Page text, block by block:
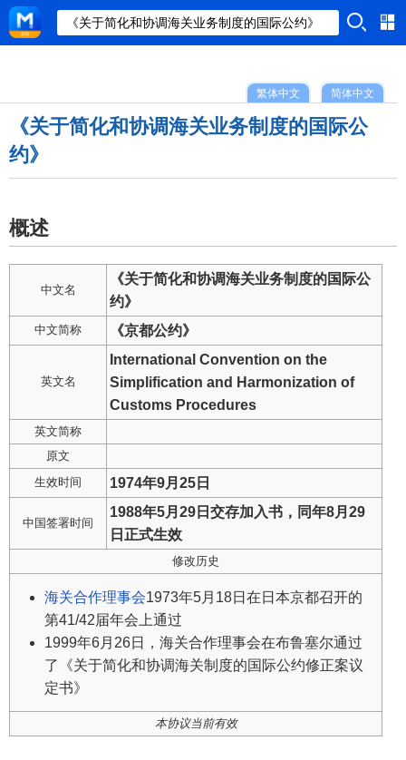
简体中文
繁体中文
《关于简化和协调海关业务制度的国际公
约》
概述
中文名
《关于简化和协调海关业务制度的国际公
约》
中文简称 《京都公约》
英文名
International Convention on the
Simplification and Harmonization of
Customs Procedures
英文简称
原文
生效时间
1974年9月25日
中国签署时间
1988年5月29日交存加入书，同年8月29
日正式生效
修改历史
海关合作理事会1973年5月18日在日本京都召开的
第41/42届年会上通过
1999年6月26日，海关合作理事会在布鲁塞尔通过
了《关于简化和协调海关制度的国际公约修正案议
定书》
本协议当前有效